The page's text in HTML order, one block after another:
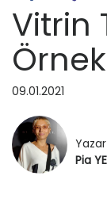
SANAT
TASARIMCILAR
GÖRSEL MAĞAZACILIK
EĞİTİM
SEYAHAT
RÖPORTAJ
SAĞLIK ▽
Vitrin
09.01.2021
Yazar
Pia